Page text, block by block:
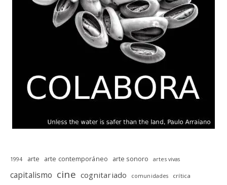
1994 arte arte contemporáneo arte sonoro artes vivas
capitalismo cine cognitariado comunidades crítica